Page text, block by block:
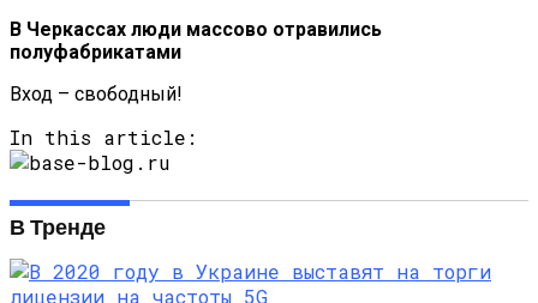
В Черкассах люди массово отравились
полуфабрикатами
Вход – свободный!
In this article:
В Тренде